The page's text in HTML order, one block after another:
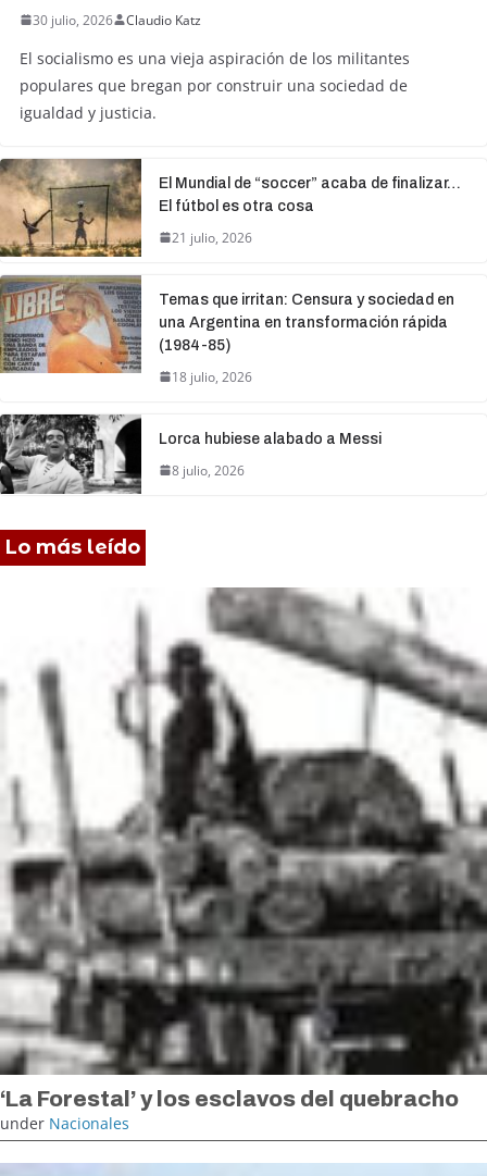
30 julio, 2026 Claudio Katz
El socialismo es una vieja aspiración de los militantes
populares que bregan por construir una sociedad de
igualdad y justicia.
El Mundial de “soccer” acaba de finalizar…
El fútbol es otra cosa
21 julio, 2026
Temas que irritan: Censura y sociedad en
una Argentina en transformación rápida
(1984-85)
18 julio, 2026
Lorca hubiese alabado a Messi
8 julio, 2026
Lo más leído
‘La Forestal’ y los esclavos del quebracho
under Nacionales